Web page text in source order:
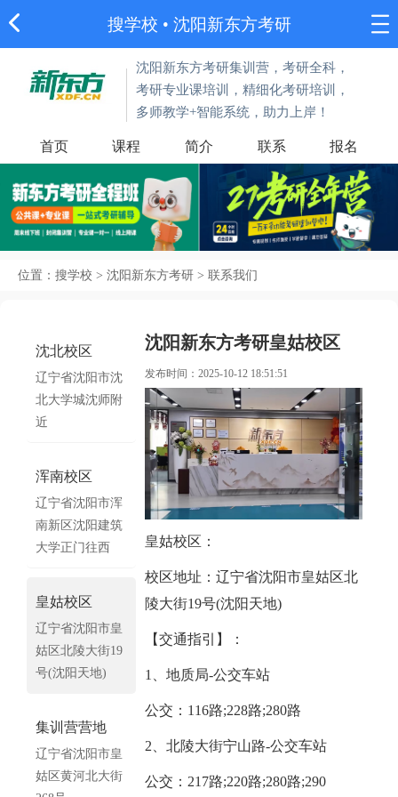
搜学校 • 沈阳新东方考研
沈阳新东方考研集训营，考研全科，
考研专业课培训，精细化考研培训，
多师教学+智能系统，助力上岸！
首页 课程 简介 联系 报名
位置： 搜学校 > 沈阳新东方考研 > 联系我们
沈北校区
辽宁省沈阳市沈
北大学城沈师附
近
浑南校区
辽宁省沈阳市浑
南新区沈阳建筑
大学正门往西
皇姑校区
辽宁省沈阳市皇
姑区北陵大街19
号(沈阳天地)
集训营营地
辽宁省沈阳市皇
姑区黄河北大街
沈阳新东方考研皇姑校区
发布时间：2025-10-12 18:51:51
皇姑校区：
校区地址：辽宁省沈阳市皇姑区北
陵大街19号(沈阳天地)
【交通指引】：
1、地质局-公交车站
公交：116路;228路;280路
2、北陵大街宁山路-公交车站
公交：217路;220路;280路;290